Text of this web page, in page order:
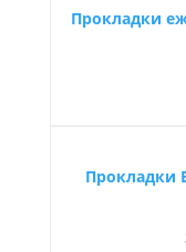
Прокладки
Прокладки